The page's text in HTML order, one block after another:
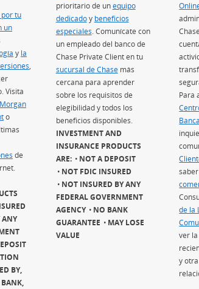
tu
un
superposición)
(Se abre en superposición)
y la
(Se abre en superposición)
,
Visita
(Se abre en superposición)
o
superposición)
(Se abre en superposición)
de
ANY
BY,
BANK,
prioritario de unequipo
dedicado(Se abre en superposición)
y beneficios
especiales(Se abre en superposición)
. Comunícate con
un empleado del banco de
Chase Private Client en tu
sucursal de Chasemás
cercana para aprender
sobre los requisitos de
elegibilidad y todos los
beneficios disponibles.
INVESTMENT AND
INSURANCE PRODUCTS
ARE:
NOT A DEPOSIT
NOT FDIC INSURED
NOT INSURED BY ANY
FEDERAL GOVERNMENT
AGENCY
NO BANK
GUARANTEE
MAY LOSE
VALUE
Para
Banca
de la
ver
y